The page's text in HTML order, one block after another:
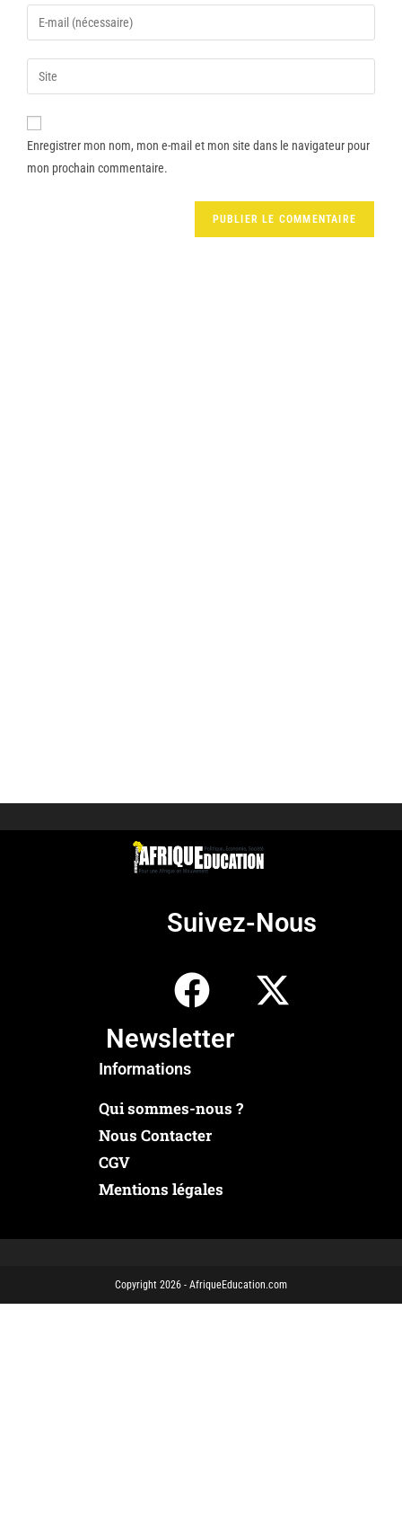
Enregistrer mon nom, mon e-mail et mon site dans le navigateur pour
mon prochain commentaire.
Suivez-Nous
Newsletter
Informations
Qui sommes-nous ?
Nous Contacter
CGV
Mentions légales
Copyright 2026 - AfriqueEducation.com